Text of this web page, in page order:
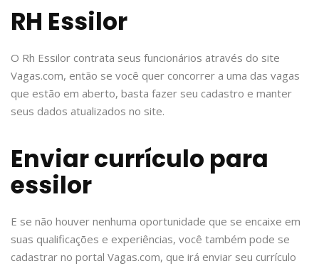
RH Essilor
O Rh Essilor contrata seus funcionários através do site
Vagas.com, então se você quer concorrer a uma das vagas
que estão em aberto, basta fazer seu cadastro e manter
seus dados atualizados no site.
Enviar currículo para
essilor
E se não houver nenhuma oportunidade que se encaixe em
suas qualificações e experiências, você também pode se
cadastrar no portal Vagas.com, que irá enviar seu currículo